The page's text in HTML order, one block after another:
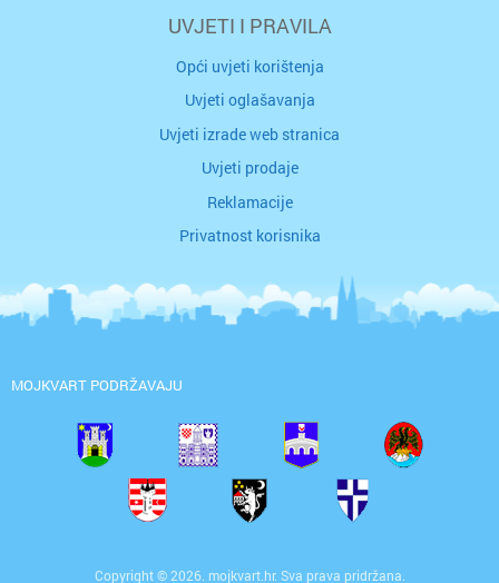
UVJETI I PRAVILA
Opći uvjeti korištenja
Uvjeti oglašavanja
Uvjeti izrade web stranica
Uvjeti prodaje
Reklamacije
Privatnost korisnika
MOJKVART PODRŽAVAJU
Copyright © 2026. mojkvart.hr. Sva prava pridržana.